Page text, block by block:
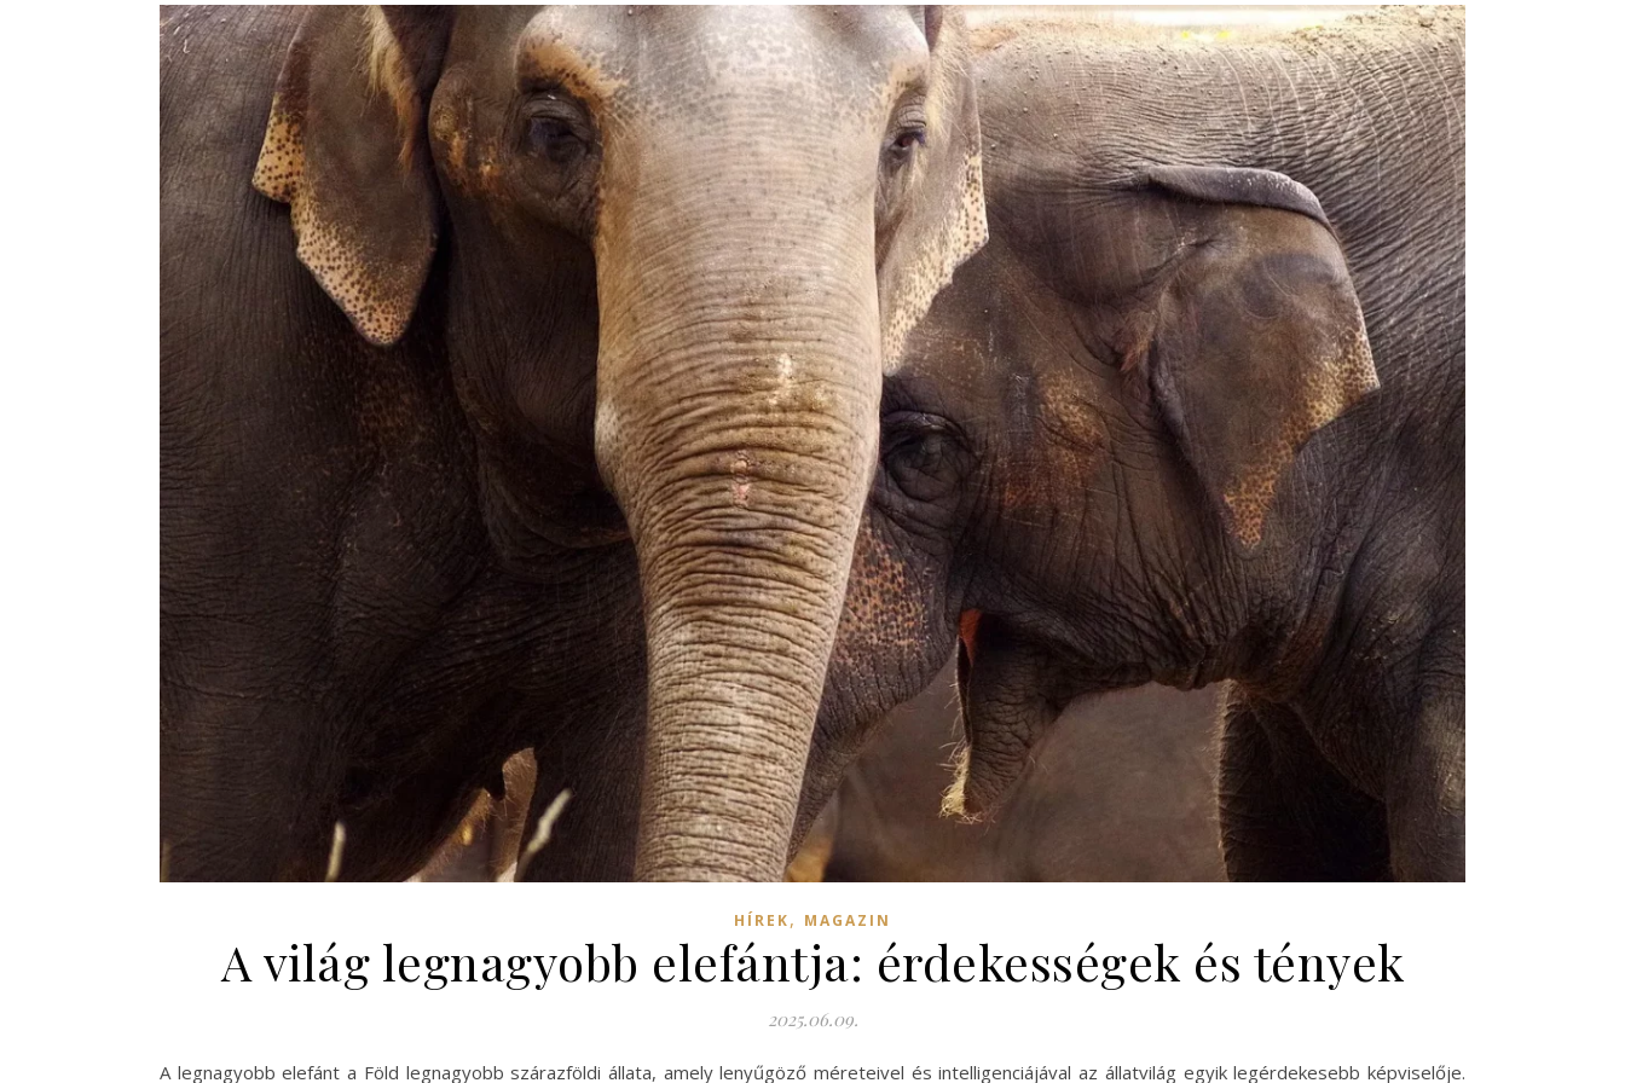
HÍREK, MAGAZIN
A világ legnagyobb elefántja: érdekességek és tények
2025.06.09.
A legnagyobb elefánt a Föld legnagyobb szárazföldi állata, amely lenyűgöző méreteivel és intelligenciájával az állatvilág egyik legérdekesebb képviselője.